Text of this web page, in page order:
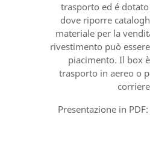
trasporto ed é
dove riporre
materiale per la
rivestimento può
piacimento. Il box
trasporto in aereo o
Presentazione in PDF: